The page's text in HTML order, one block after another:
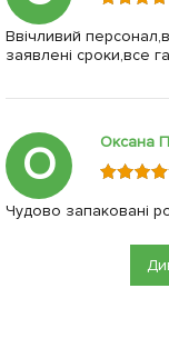
Ввічливий
заявлені сроки,все
О Оксана
Чудово запаковані